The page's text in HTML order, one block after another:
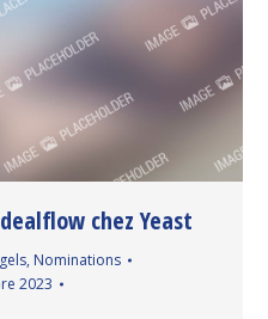
chez Yeast
, Nominations
2023